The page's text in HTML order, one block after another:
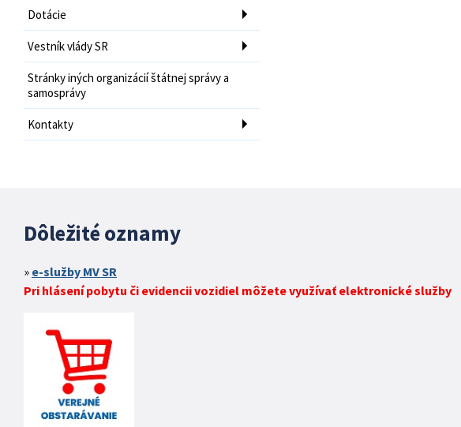
Dotácie
Vestník vlády SR
Stránky iných organizácií štátnej správy a
samosprávy
Kontakty
Dôležité oznamy
e-služby MV SR
Pri hlásení pobytu či evidencii vozidiel môžete využívať elektronické služby